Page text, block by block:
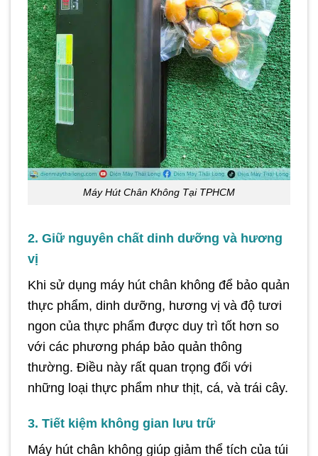
Máy Hút Chân Không Tại TPHCM
2. Giữ nguyên chất dinh dưỡng và hương
vị
Khi sử dụng máy hút chân không để bảo quản
thực phẩm, dinh dưỡng, hương vị và độ tươi
ngon của thực phẩm được duy trì tốt hơn so
với các phương pháp bảo quản thông
thường. Điều này rất quan trọng đối với
những loại thực phẩm như thịt, cá, và trái cây.
3. Tiết kiệm không gian lưu trữ
Máy hút chân không giúp giảm thể tích của túi